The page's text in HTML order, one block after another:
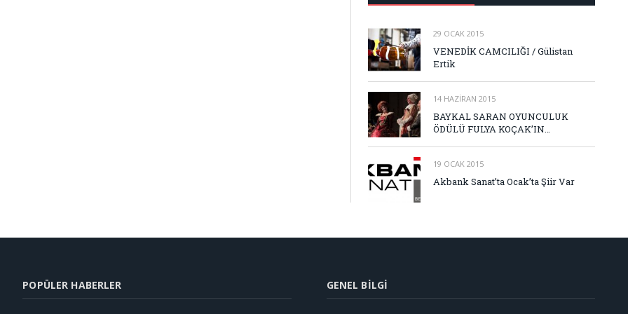
29 OCAK 2015
VENEDİK CAMCILIĞI / Gülistan
Ertik
14 HAZIRAN 2015
BAYKAL SARAN OYUNCULUK
ÖDÜLÜ FULYA KOÇAK’IN…
19 OCAK 2015
Akbank Sanat’ta Ocak’ta Şiir Var
POPÜLER HABERLER GENEL BILGI